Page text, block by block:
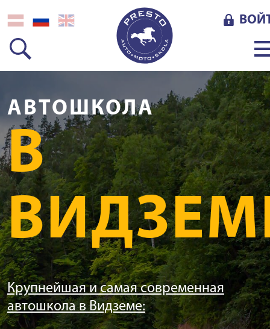
АВТОШКОЛА
В
Крупнейшая и самая современная
автошкола в Видземе: